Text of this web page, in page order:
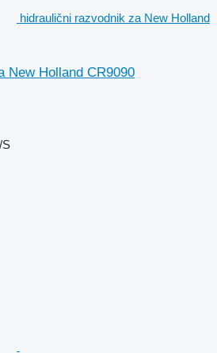
hidraulični razvodnik za New Holland
New Holland CR9090
S